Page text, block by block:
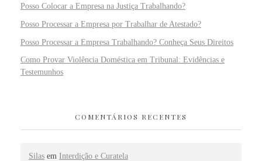
Posso Colocar a Empresa na Justiça Trabalhando?
Posso Processar a Empresa por Trabalhar de Atestado?
Posso Processar a Empresa Trabalhando? Conheça Seus Direitos
Como Provar Violência Doméstica em Tribunal: Evidências e
Testemunhos
COMENTÁRIOS RECENTES
Silas em Interdição e Curatela